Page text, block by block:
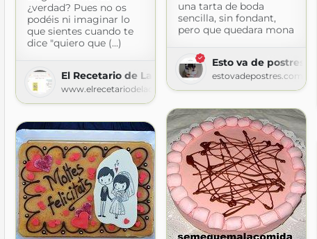
¿verdad? Pues no os
podéis ni imaginar lo
que sientes cuando te
dice "quiero que (...)
El Recetario de Lady Halcon
www.elrecetariodeladyhalcon.es
una tarta de boda
sencilla, sin fondant,
pero que quedara mona
Esto va de postres
estovadepostres.com